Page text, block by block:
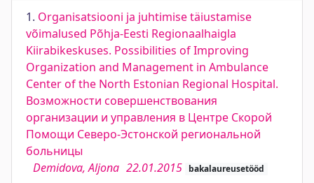
1. Organisatsiooni ja juhtimise täiustamise
võimalused Põhja-Eesti Regionaalhaigla
Kiirabikeskuses. Possibilities of Improving
Organization and Management in Ambulance
Center of the North Estonian Regional Hospital.
Возможности совершенствования
организации и управления в Центре Скорой
Помощи Северо-Эстонской региональной
больницы
Demidova, Aljona 22.01.2015 bakalaureusetööd